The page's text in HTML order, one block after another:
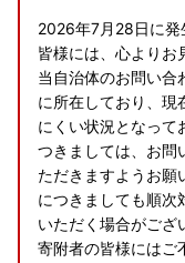
2026年7月28日に発
皆様には、心よりお
当自治体のお問い合
に所在しており、現
にくい状況となって
つきましては、お問
ただきますようお願
につきましても順次
いただく場合がござ
寄附者の皆様にはご